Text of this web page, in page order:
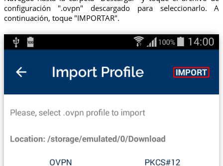
configuración ".ovpn" descargado para seleccionarlo. A
continuación, toque "IMPORTAR".